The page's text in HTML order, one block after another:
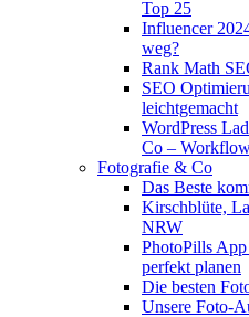
Top 25
Influencer
weg?
Rank Math
SEO
leichtgemacht
WordPress
Co –
Fotografie & Co
Das Beste
Kirschblüte,
NRW
PhotoPills
perfekt planen
Die besten
Unsere Foto-